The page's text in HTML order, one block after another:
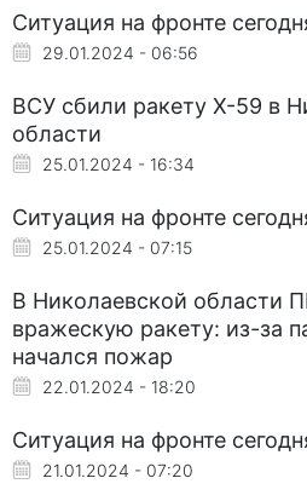
Ситуация на фронте
29.01.2024 - 06:56
ВСУ сбили ракету Х-59 в
области
25.01.2024 - 16:34
Ситуация на фронте
25.01.2024 - 07:15
В Николаевской области
вражескую ракету: из-за
начался пожар
22.01.2024 - 18:20
Ситуация на фронте
21.01.2024 - 07:20